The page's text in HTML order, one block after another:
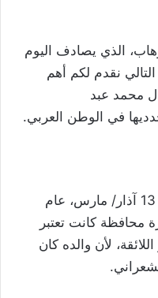
الذي يصادف اليوم
نقدم لكم أهم
محمد عبد
في الوطن العربي.
ولد الفنان محمد عبد الوهاب، يوم 13 آذار/ مارس، عام
محافظة كانت تعتبر
لأن والده كان